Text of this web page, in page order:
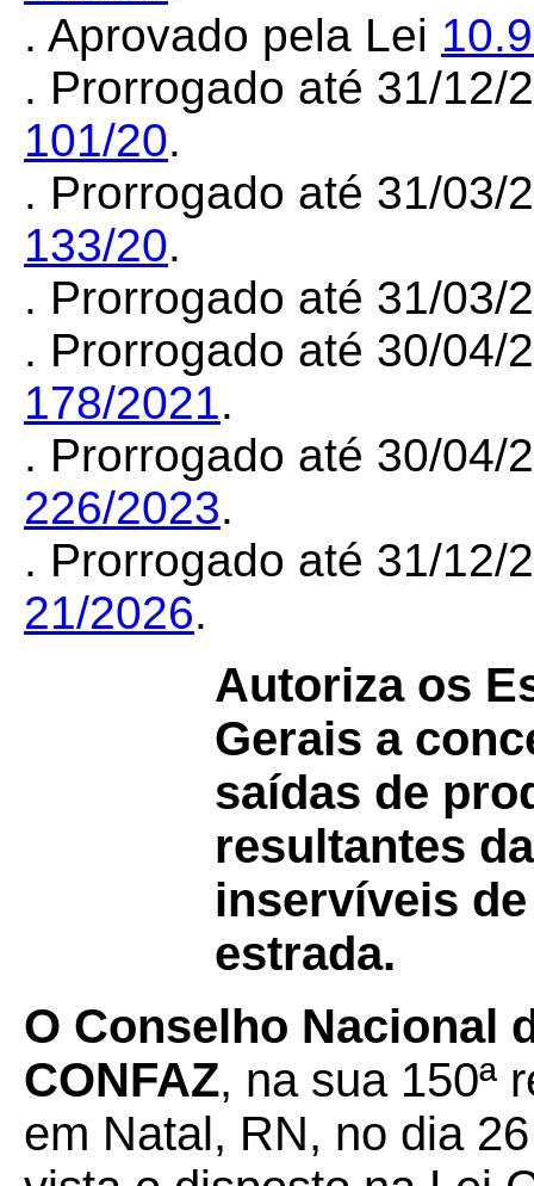
. Aprovado pela Lei
. Prorrogado até 31/12/
101/20.
. Prorrogado até 31/03/
133/20.
. Prorrogado até 31/03/
. Prorrogado até 30/04/
178/2021.
. Prorrogado até 30/04/
226/2023.
. Prorrogado até 31/12/
21/2026.
Autoriza os
Gerais a
saídas de
resultantes
inservíveis
estrada.
O Conselho Nacional
CONFAZ, na sua 150ª
em Natal, RN, no dia